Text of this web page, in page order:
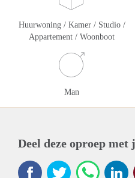
Huurwoning / Kamer / Studio /
Appartement / Woonboot
Man
Deel deze oproep met